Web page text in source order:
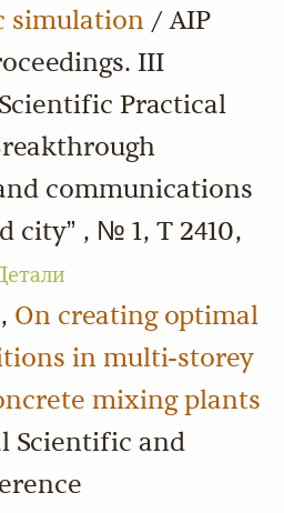
simulation / AIP
III
Practical
communications
city” , № 1, Т 2410,
On creating optimal
in multi-storey
mixing plants
Scientific and